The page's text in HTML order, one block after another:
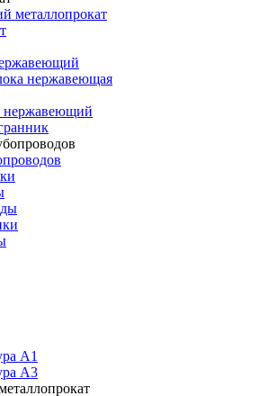
металлопрокат
нержавеющая
нержавеющий
A1
А3